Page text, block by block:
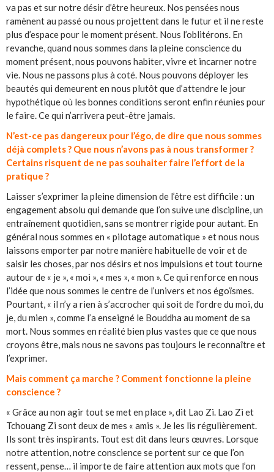
va pas et sur notre désir d’être heureux. Nos pensées nous
ramènent au passé ou nous projettent dans le futur et il ne reste
plus d’espace pour le moment présent. Nous l’oblitérons. En
revanche, quand nous sommes dans la pleine conscience du
moment présent, nous pouvons habiter, vivre et incarner notre
vie. Nous ne passons plus à coté. Nous pouvons déployer les
beautés qui demeurent en nous plutôt que d’attendre le jour
hypothétique où les bonnes conditions seront enfin réunies pour
le faire. Ce qui n’arrivera peut-être jamais.
N’est-ce pas dangereux pour l’égo, de dire que nous sommes
déjà complets ? Que nous n’avons pas à nous transformer ?
Certains risquent de ne pas souhaiter faire l’effort de la
pratique ?
Laisser s’exprimer la pleine dimension de l’être est difficile : un
engagement absolu qui demande que l’on suive une discipline, un
entraînement quotidien, sans se montrer rigide pour autant. En
général nous sommes en « pilotage automatique » et nous nous
laissons emporter par notre manière habituelle de voir et de
saisir les choses, par nos désirs et nos impulsions et tout tourne
autour de « je », « moi », « mes », « mon ». Ce qui renforce en nous
l’idée que nous sommes le centre de l’univers et nos égoïsmes.
Pourtant, « il n’y a rien à s’accrocher qui soit de l’ordre du moi, du
je, du mien », comme l’a enseigné le Bouddha au moment de sa
mort. Nous sommes en réalité bien plus vastes que ce que nous
croyons être, mais nous ne savons pas toujours le reconnaître et
l’exprimer.
Mais comment ça marche ? Comment fonctionne la pleine
conscience ?
« Grâce au non agir tout se met en place », dit Lao Zi. Lao Zi et
Tchouang Zi sont deux de mes « amis ». Je les lis régulièrement.
Ils sont très inspirants. Tout est dit dans leurs œuvres. Lorsque
notre attention, notre conscience se portent sur ce que l’on
ressent, pense… il importe de faire attention aux mots que l’on